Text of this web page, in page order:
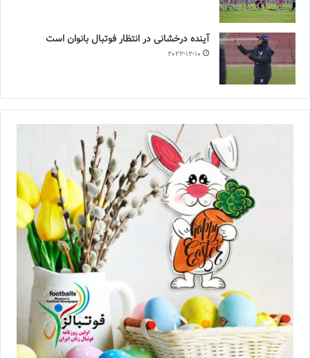
آینده درخشانی در انتظار فوتبال بانوان است
2022-12-10